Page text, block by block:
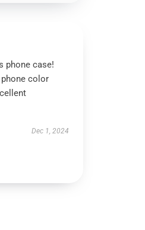
phone case!
color
Dec 1, 2024